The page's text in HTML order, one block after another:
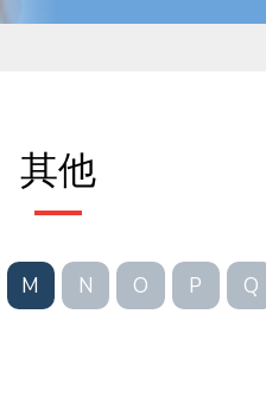
其他
M N O P Q